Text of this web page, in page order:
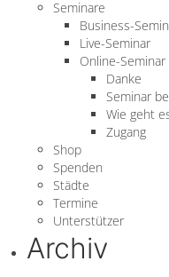
Seminare
Business-
Live-Seminar
Online-Seminar
Danke
Seminar
Wie geht
Zugang
Shop
Spenden
Städte
Termine
Unterstützer
Archiv